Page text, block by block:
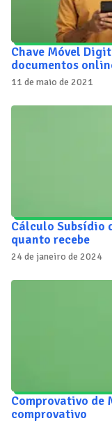
Chave Móvel
documentos
11 de maio de 2021
Cálculo Subsídio
quanto recebe
24 de janeiro de 2024
Comprovativo de
comprovativo